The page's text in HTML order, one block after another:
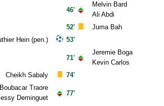
Hein (pen.)
Cheikh Sabaly
Traore
Deminguet
46'
52'
53'
71'
74'
77'
Melvin Bard
Ali Abdi
Juma Bah
Jeremie Boga
Kevin Carlos